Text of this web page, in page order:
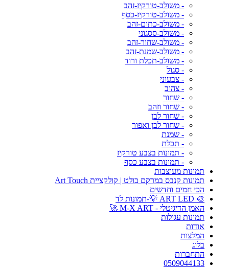
- משולב-טורקיז-זהב
- משולב-טורקיז-כסף
- משולב-כתום-זהב
- משולב-ססגוני
- משולב-שחור-זהב
- משולב-שמנת-זהב
- משולב-תכלת ורוד
- סגול
- צבעוני
- צהוב
- שחור
- שחור וזהב
- שחור לבן
- שחור לבן ואפור
- שמנת
- תכלת
- תמונות בצבע טורקיז
- תמונות בצבע כסף
תמונות מעוצבות
תמונות קנבס במרקם בולט | קולקציית Art Touch
הכי חמים וחדשים
🎨 ART LED 💡-תמונות לד
האמן הדיגיטלי - M-X ART 🚀
תמונות עגולות
אודות
המלצות
בלוג
התחברות
0509044133